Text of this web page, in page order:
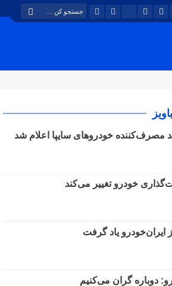
مصرف‌کننده خودروهای سایپا اعلام شد
خودرو تغییر می‌کند
ایران‌خودرو یاد گرفت
دوباره گران می‌کنیم